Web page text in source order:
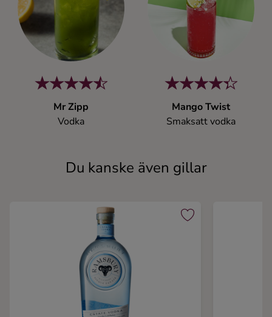
Mr Zipp
Vodka
Mango Twist
Smaksatt vodka
Du kanske även gillar